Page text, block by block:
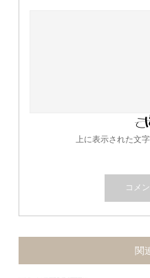
上に表示された文
関